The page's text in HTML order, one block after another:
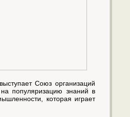
Союз организаций
популяризацию знаний в
которая играет